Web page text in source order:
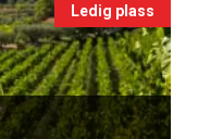
Ledig plass